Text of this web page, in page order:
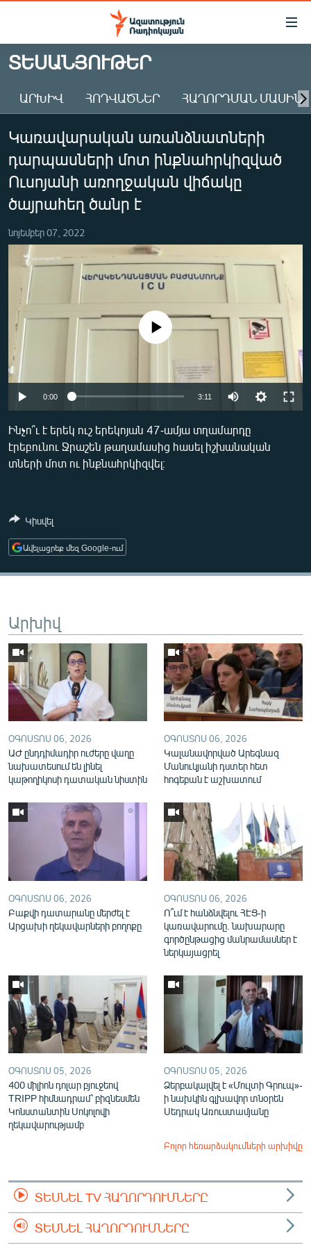
Մատչելիության
Անցնել
հիմնական
Անցնել
հիմնական
մենյուին
ԱԶԱՏՈՒԹՅՈՒՆ TV
ՀԱՅԱՍՏԱՆ
ԸՆՏՐՈՒԹՅՈՒՆՆԵՐ 2026
ԻՐԱՎՈՒՆՔ
ՀԱՍԱՐԱԿՈՒԹՅՈՒՆ
ՂԱՐԱԲԱՂ
ՊԱՏԵՐԱԶՄԻ 6 ՇԱԲԱԹՆԵՐԸ
ՏԱՐԱԾԱՇՐՋԱՆ
ՄԻՋԱԶԳԱՅԻՆ
ՄՇԱԿՈՒՅԹ
ՍՊՈՐՏ
ՄԵԿՆԱԲԱՆՈՒԹՅՈՒՆ
ՏՏ ԵՒ ԻՆՏԵՐՆԵՏ
ԿՈՐՈՆԱՎԻՐՈՒՍ
ԱՐԽԻՎ
ԲԱՆԱՎԵՃ
ՁԳՏԵԼՈՎ ԼԱՎԱԳՈՒՅՆԻՆ
ՓՈԴՔԱՍԹ
English
Русский
ՀԵՏԵՎԵՔ ՄԵԶ
ՏԵՍԱՆՅՈՒԹԵՐ
ԱՐԽԻՎ ՀՈԴՎԱԾՆԵՐ ՀԱՂՈՐԴՄԱՆ ՄԱՍԻՆ
Կառավարական առանձնատների
դարպասների մոտ ինքնահրկիզված
Ուսոյանի առողջական վիճակը
ծայրահեղ ծանր է
նոյեմբեր 07, 2022
No media source currently available
0:00 3:11
360p
Ինչո՞ւ է երեկ ուշ երեկոյան 47-ամյա տղամարդը
էրեբունու Ջրաշեն թաղամասից հասել իշխանական
տների մոտ ու ինքնահրկիզվել։
Կիսվել
Ավելացրեք մեզ Google-ում
Արխիվ
ՕԳՈՍՏՈՍ 06, 2026
ԱԺ ընդդիմադիր ուժերը վաղը
նախատեսում են լինել
կաթողիկոսի դատական նիստին
ՕԳՈՍՏՈՍ 06, 2026
Կալանավորված Արեգնազ
Մանուկյանի դստեր հետ
հոգեբան է աշխատում
ՕԳՈՍՏՈՍ 06, 2026
Բաքվի դատարանը մերժել է
Արցախի ղեկավարների բողոքը
ՕԳՈՍՏՈՍ 06, 2026
Ո՞ւմ է հանձնվելու ՀԷՑ-ի
կառավարումը. նախարարը
գործընթացից մանրամասներ է
ներկայացրել
ՕԳՈՍՏՈՍ 05, 2026
400 միլիոն դոլար բյուջեով
TRIPP հիմնադրամ՝ բիզնեսմեն
Կոնստանտին Սոկոլովի
ղեկավարությամբ
ՕԳՈՍՏՈՍ 05, 2026
Ձերբակալվել է «Մուլտի Գրուպ»-
ի նախկին գլխավոր տնօրեն
Սեդրակ Առուստամյանը
Բոլոր հեռարձակումների արխիվը
ՏԵՍՆԵԼ TV ՀԱՂՈՐԴՈՒՄՆԵՐԸ
ՏԵՍՆԵԼ ՀԱՂՈՐԴՈՒՄՆԵՐԸ